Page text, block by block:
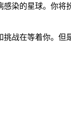
染的星球。你
战在等着你。但